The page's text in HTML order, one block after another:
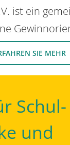
ist ein
SIE MEHR
Schul-
und